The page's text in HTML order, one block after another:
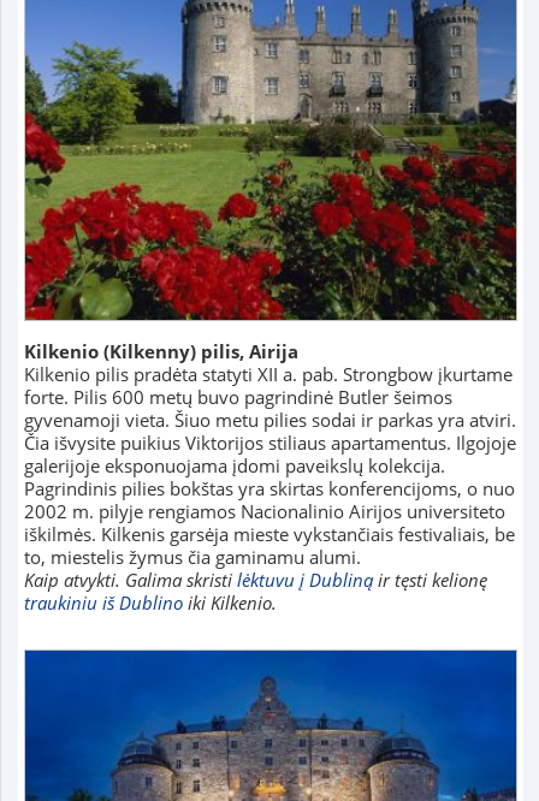
Kilkenio (Kilkenny) pilis, Airija
Kilkenio pilis pradėta statyti XII a. pab. Strongbow įkurtame
forte. Pilis 600 metų buvo pagrindinė Butler šeimos
gyvenamoji vieta. Šiuo metu pilies sodai ir parkas yra atviri.
Čia išvysite puikius Viktorijos stiliaus apartamentus. Ilgojoje
galerijoje eksponuojama įdomi paveikslų kolekcija.
Pagrindinis pilies bokštas yra skirtas konferencijoms, o nuo
2002 m. pilyje rengiamos Nacionalinio Airijos universiteto
iškilmės. Kilkenis garsėja mieste vykstančiais festivaliais, be
to, miestelis žymus čia gaminamu alumi.
Kaip atvykti. Galima skristi lėktuvu į Dublinąir tęsti kelionę
traukiniu iš Dublinoiki Kilkenio.